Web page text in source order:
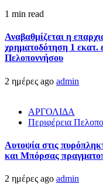
1 min read
Αναβαθμίζεται η
χρηματοδότηση 1 εκατ.
Πελοποννήσου
2 ημέρες ago admin
ΑΡΓΟΛΙΔΑ
Περιφέρεια
Αυτοψία στις
και Μπόρσας
2 ημέρες ago admin